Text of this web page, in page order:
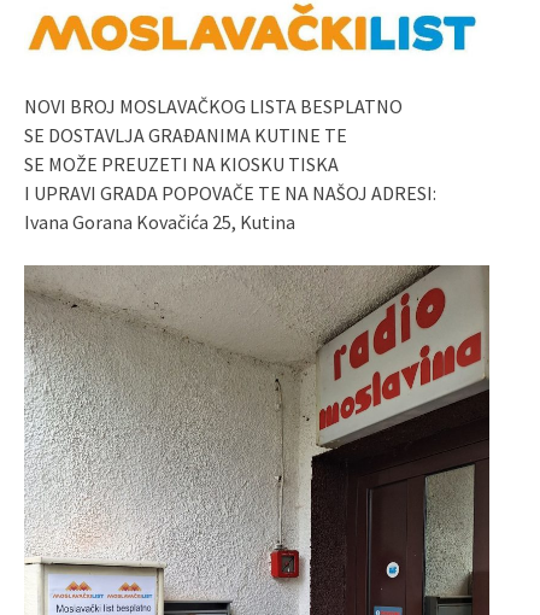
NOVI BROJ MOSLAVAČKOG LISTA BESPLATNO
SE DOSTAVLJA GRAĐANIMA KUTINE TE
SE MOŽE PREUZETI NA KIOSKU TISKA
I UPRAVI GRADA POPOVAČE TE NA NAŠOJ ADRESI:
Ivana Gorana Kovačića 25, Kutina